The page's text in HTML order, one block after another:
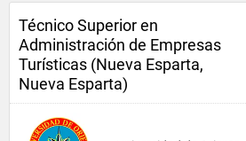
Técnico Superior en
Administración de Empresas
Turísticas (Nueva Esparta,
Nueva Esparta)